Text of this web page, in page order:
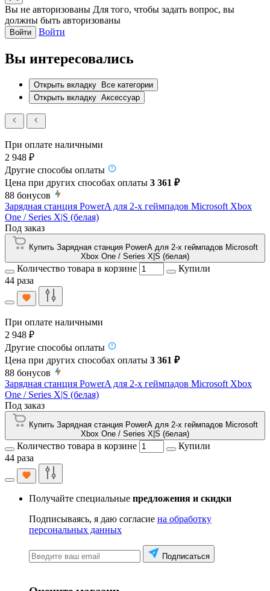
Вы не авторизованы Для того, чтобы задать вопрос, вы
должны быть авторизованы
Войти Войти
Вы интересовались
Открыть вкладку
Все категории
Открыть вкладку Аксессуар
При оплате наличными
2 948 ₽
Другие способы оплаты
Цена при других способах оплаты 3 361 ₽
88 бонусов
Зарядная станция PowerA для 2-х геймпадов Microsoft Xbox
One / Series X|S (белая)
Под заказ
Купить Зарядная станция PowerA для 2-х геймпадов Microsoft
Xbox One / Series X|S (белая)
Количество товара в корзине
Купили
44 раза
При оплате наличными
2 948 ₽
Другие способы оплаты
Цена при других способах оплаты 3 361 ₽
88 бонусов
Зарядная станция PowerA для 2-х геймпадов Microsoft Xbox
One / Series X|S (белая)
Под заказ
Купить Зарядная станция PowerA для 2-х геймпадов Microsoft
Xbox One / Series X|S (белая)
Количество товара в корзине
Купили
44 раза
Получайте специальные предложения и скидки
Подписываясь, я даю согласие на обработку
персональных данных
Подписаться